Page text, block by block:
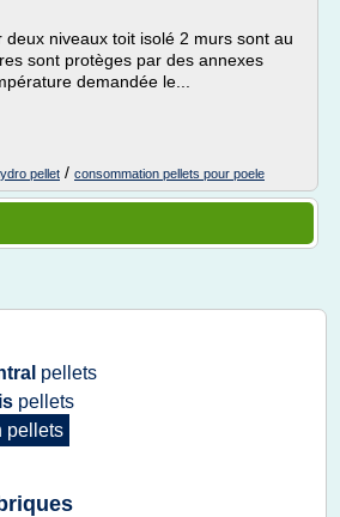
deux niveaux toit isolé 2 murs sont au
sont protèges par des annexes
demandée le...
pellet / consommation pellets pour poele
pellets
pellets
pellets